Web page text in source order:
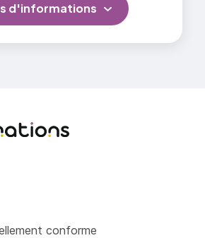
d'informations
conforme